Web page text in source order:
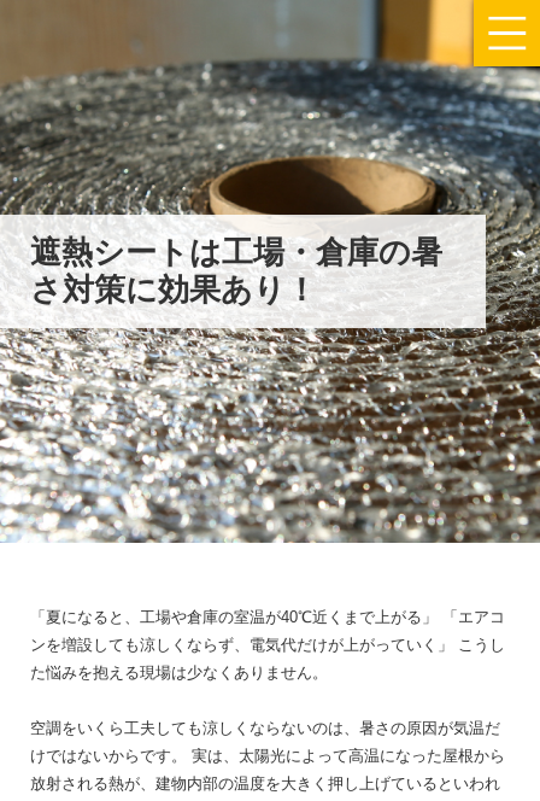
遮熱シートは工場・倉庫の暑
さ対策に効果あり！
「夏になると、工場や倉庫の室温が40℃近くまで上がる」
「エアコ
ンを増設しても涼しくならず、電気代だけが上がっていく」
こうし
た悩みを抱える現場は少なくありません。
空調をいくら工夫しても涼しくならないのは、暑さの原因が気温だ
けではないからです。
実は、太陽光によって高温になった屋根から
放射される熱が、建物内部の温度を大きく押し上げているといわれ